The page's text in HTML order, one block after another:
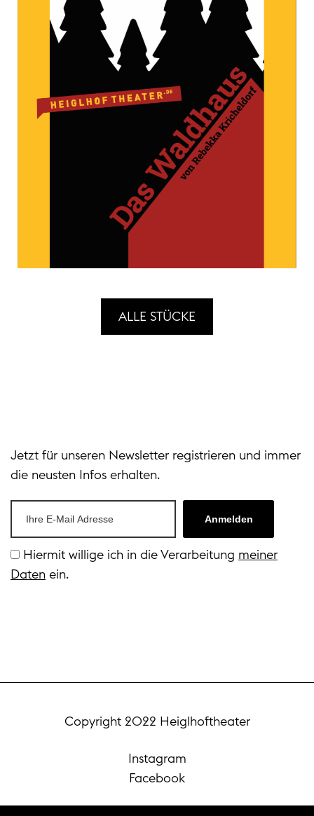
ALLE STÜCKE
Jetzt für unseren Newsletter registrieren und immer
die neusten Infos erhalten.
Anmelden
Hiermit willige ich in die Verarbeitung meiner
Daten ein.
Copyright 2022 Heiglhoftheater
Instagram
Facebook